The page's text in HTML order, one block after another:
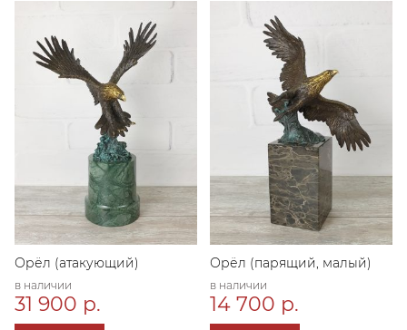
Орёл (атакующий)
в наличии
31 900 р.
Орёл (парящий, малый)
в наличии
14 700 р.